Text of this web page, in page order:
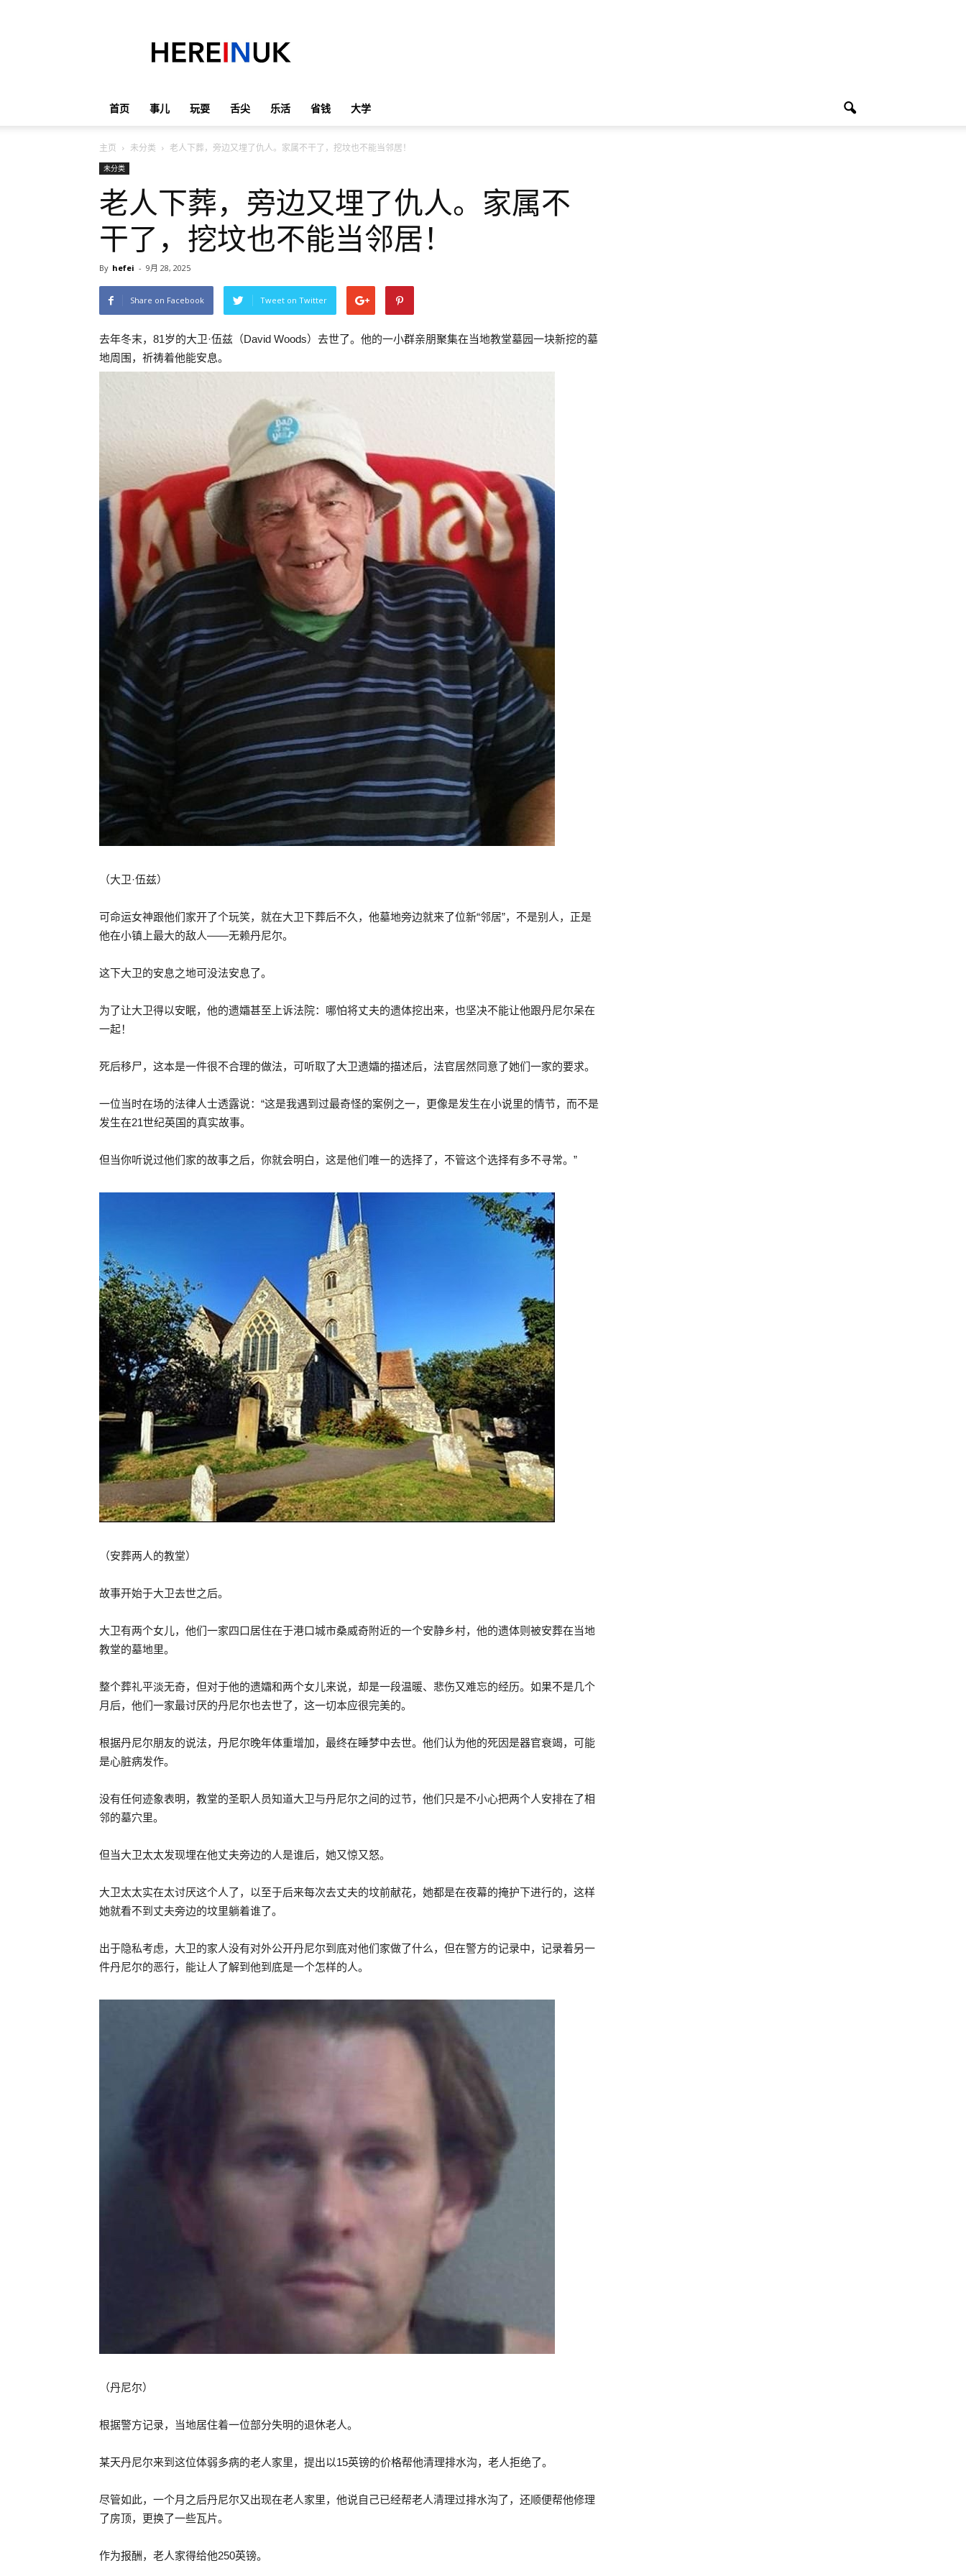
首页 事儿 玩耍 舌尖 乐活 省钱 大学
主页 未分类 老人下葬，旁边又埋了仇人。家属不干了，挖坟也不能当邻居！
未分类
老人下葬，旁边又埋了仇人。家属不
干了，挖坟也不能当邻居！
By hefei - 9月 28, 2025
Share on Facebook Tweet on Twitter
去年冬末，81岁的大卫·伍兹（David Woods）去世了。他的一小群亲朋聚集在当地教堂墓园一块新挖的墓
地周围，祈祷着他能安息。
（大卫·伍兹）
可命运女神跟他们家开了个玩笑，就在大卫下葬后不久，他墓地旁边就来了位新“邻居”，不是别人，正是
他在小镇上最大的敌人——无赖丹尼尔。
这下大卫的安息之地可没法安息了。
为了让大卫得以安眠，他的遗孀甚至上诉法院：哪怕将丈夫的遗体挖出来，也坚决不能让他跟丹尼尔呆在
一起！
死后移尸，这本是一件很不合理的做法，可听取了大卫遗孀的描述后，法官居然同意了她们一家的要求。
一位当时在场的法律人士透露说：“这是我遇到过最奇怪的案例之一，更像是发生在小说里的情节，而不是
发生在21世纪英国的真实故事。
但当你听说过他们家的故事之后，你就会明白，这是他们唯一的选择了，不管这个选择有多不寻常。”
（安葬两人的教堂）
故事开始于大卫去世之后。
大卫有两个女儿，他们一家四口居住在于港口城市桑威奇附近的一个安静乡村，他的遗体则被安葬在当地
教堂的墓地里。
整个葬礼平淡无奇，但对于他的遗孀和两个女儿来说，却是一段温暖、悲伤又难忘的经历。如果不是几个
月后，他们一家最讨厌的丹尼尔也去世了，这一切本应很完美的。
根据丹尼尔朋友的说法，丹尼尔晚年体重增加，最终在睡梦中去世。他们认为他的死因是器官衰竭，可能
是心脏病发作。
没有任何迹象表明，教堂的圣职人员知道大卫与丹尼尔之间的过节，他们只是不小心把两个人安排在了相
邻的墓穴里。
但当大卫太太发现埋在他丈夫旁边的人是谁后，她又惊又怒。
大卫太太实在太讨厌这个人了，以至于后来每次去丈夫的坟前献花，她都是在夜幕的掩护下进行的，这样
她就看不到丈夫旁边的坟里躺着谁了。
出于隐私考虑，大卫的家人没有对外公开丹尼尔到底对他们家做了什么，但在警方的记录中，记录着另一
件丹尼尔的恶行，能让人了解到他到底是一个怎样的人。
（丹尼尔）
根据警方记录，当地居住着一位部分失明的退休老人。
某天丹尼尔来到这位体弱多病的老人家里，提出以15英镑的价格帮他清理排水沟，老人拒绝了。
尽管如此，一个月之后丹尼尔又出现在老人家里，他说自己已经帮老人清理过排水沟了，还顺便帮他修理
了房顶，更换了一些瓦片。
作为报酬，老人家得给他250英镑。